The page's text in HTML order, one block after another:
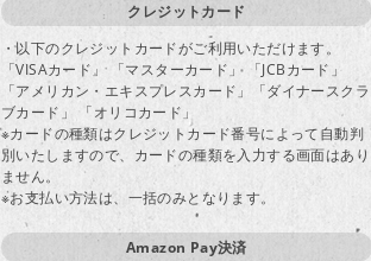
クレジットカード
・以下のクレジットカードがご利用いただけます。
「VISAカード」 「マスターカード」 「JCBカード」
「アメリカン・エキスプレスカード」「ダイナースクラ
ブカード」 「オリコカード」
※カードの種類はクレジットカード番号によって自動判
別いたしますので、カードの種類を入力する画面はあり
ません。
※お支払い方法は、一括のみとなります。
Amazon Pay決済